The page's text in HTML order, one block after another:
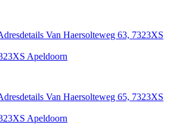
Van Haersolteweg 63, 7323XS
Apeldoorn
Van Haersolteweg 65, 7323XS
Apeldoorn